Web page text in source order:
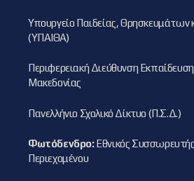
Υπουργείο Παιδείας, Θρησκευμάτων
(ΥΠΑΙΘΑ)
Περιφερειακή Διεύθυνση
Μακεδονίας
Πανελλήνιο Σχολικό Δίκτυο (Π.Σ.Δ.)
Φωτόδενδρο:Εθνικός
Περιεχομένου